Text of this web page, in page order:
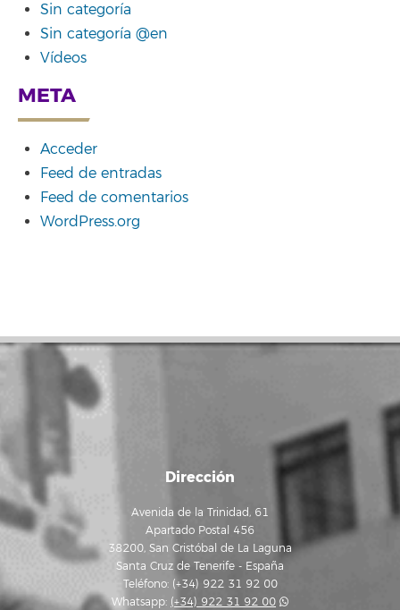
Sin categoría
Sin categoría @en
Vídeos
META
Acceder
Feed de entradas
Feed de comentarios
WordPress.org
Dirección
Avenida de la Trinidad, 61
Apartado Postal 456
38200, San Cristóbal de La Laguna
Santa Cruz de Tenerife - España
Teléfono: (+34) 922 31 92 00
Whatsapp: (+34) 922 31 92 00